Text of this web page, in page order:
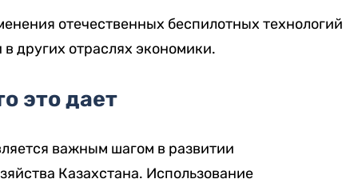
отечественных беспилотных технологий
в других отраслях экономики.
это дает
важным шагом в развитии
Казахстана. Использование